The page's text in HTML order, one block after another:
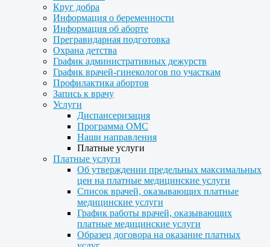
Круг добра
Информация о беременности
Информация об аборте
Прегравидарная подготовка
Охрана детства
График административных дежурств
График врачей-гинекологов по участкам
Профилактика абортов
Запись к врачу
Услуги
Диспансеризация
Программа ОМС
Наши направления
Платные услуги
Платные услуги
Об утверждении предельных максимальных
цен на платные медицинские услуги
Список врачей, оказывающих платные
медицинские услуги
График работы врачей, оказывающих
платные медицинские услуги
Образец договора на оказание платных